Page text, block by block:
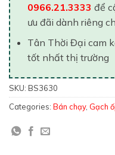
0966.21.3333 để
ưu đãi dành riêng
Tân Thời Đại cam
tốt nhất thị trường
SKU: BS3630
Categories: Bán chạy, Gạch